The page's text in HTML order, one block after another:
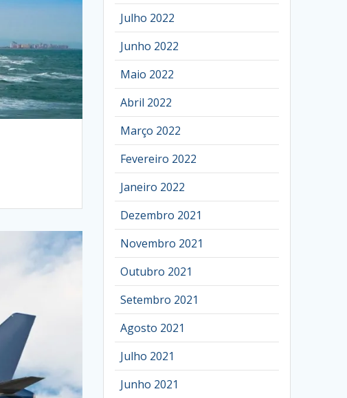
Julho 2022
Junho 2022
Maio 2022
Abril 2022
Março 2022
Fevereiro 2022
Janeiro 2022
Dezembro 2021
Novembro 2021
Outubro 2021
Setembro 2021
Agosto 2021
Julho 2021
Junho 2021